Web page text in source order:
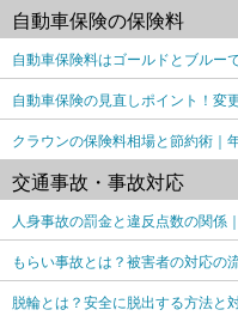
自動車保険の保険料
自動車保険料はゴールドとブルー
自動車保険の見直しポイント！変
クラウンの保険料相場と節約術｜
交通事故・事故対応
人身事故の罰金と違反点数の関係
もらい事故とは？被害者の対応の
脱輪とは？安全に脱出する方法と